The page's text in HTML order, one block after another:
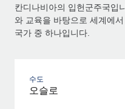
칸디나비아의 입헌군주국입
와 교육을 바탕으로 세계에
국가 중 하나입니다.
수도
오슬로